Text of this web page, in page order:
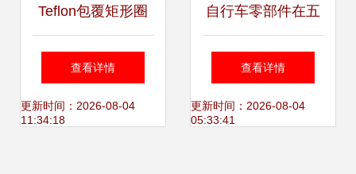
Teflon包覆矩形圈
高效密封的卓越选
择——昆山弘兴昌
查看详情
更新时间：2026-08-04
11:34:18
自行车零部件在五
金机电市场的崛起
从代步工具到智能
查看详情
更新时间：2026-08-04
05:33:41